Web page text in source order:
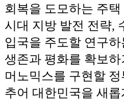
회복을 도모하는 주택
시대 지방 발전 전략,
입국을 주도할 연구
생존과 평화를 확보
머노믹스를 구현할
추어 대한민국을 새롭